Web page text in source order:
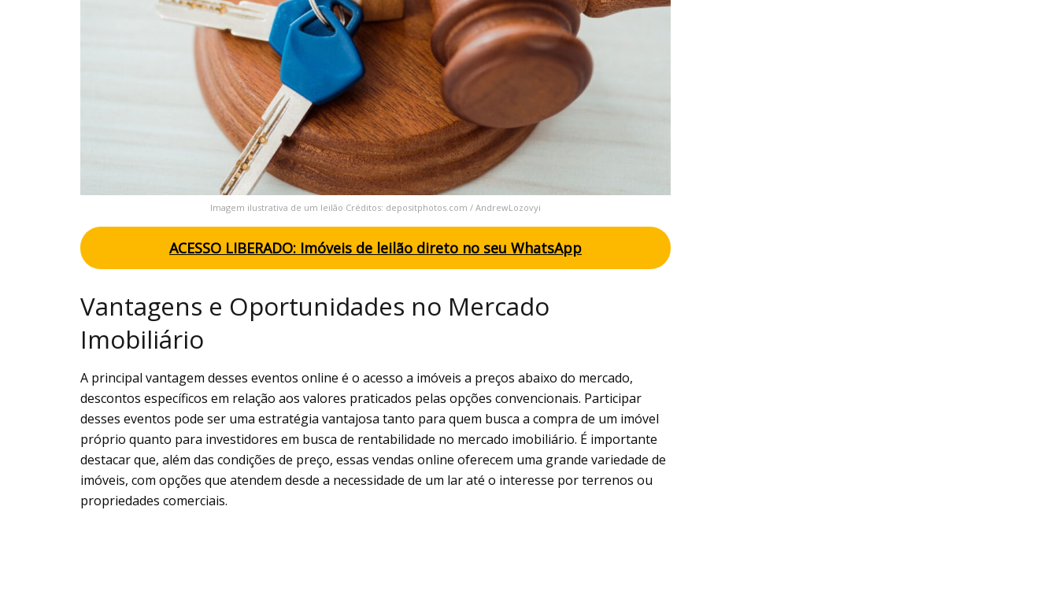
Imagem ilustrativa de um leilão Créditos: depositphotos.com / AndrewLozovyi
ACESSO LIBERADO: Imóveis de leilão direto no seu WhatsApp
Vantagens e Oportunidades no Mercado
Imobiliário
A principal vantagem desses eventos online é o acesso a imóveis a preços abaixo do mercado,
descontos específicos em relação aos valores praticados pelas opções convencionais. Participar
desses eventos pode ser uma estratégia vantajosa tanto para quem busca a compra de um imóvel
próprio quanto para investidores em busca de rentabilidade no mercado imobiliário. É importante
destacar que, além das condições de preço, essas vendas online oferecem uma grande variedade de
imóveis, com opções que atendem desde a necessidade de um lar até o interesse por terrenos ou
propriedades comerciais.